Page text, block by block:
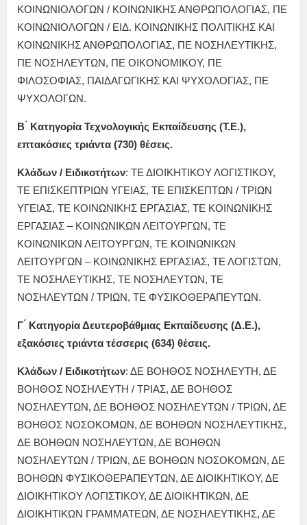
ΚΟΙΝΩΝΙΟΛΟΓΩΝ / ΚΟΙΝΩΝΙΚΗΣ ΑΝΘΡΩΠΟΛΟΓΙΑΣ, ΠΕ
ΚΟΙΝΩΝΙΟΛΟΓΩΝ / ΕΙΔ. ΚΟΙΝΩΝΙΚΗΣ ΠΟΛΙΤΙΚΗΣ ΚΑΙ
ΚΟΙΝΩΝΙΚΗΣ ΑΝΘΡΩΠΟΛΟΓΙΑΣ, ΠΕ ΝΟΣΗΛΕΥΤΙΚΗΣ,
ΠΕ ΝΟΣΗΛΕΥΤΩΝ, ΠΕ ΟΙΚΟΝΟΜΙΚΟΥ, ΠΕ
ΦΙΛΟΣΟΦΙΑΣ, ΠΑΙΔΑΓΩΓΙΚΗΣ ΚΑΙ ΨΥΧΟΛΟΓΙΑΣ, ΠΕ
ΨΥΧΟΛΟΓΩΝ.
Β ́ Κατηγορία Τεχνολογικής Εκπαίδευσης (Τ.Ε.),
επτακόσιες τριάντα (730) θέσεις.
Κλάδων / Ειδικοτήτων: ΤΕ ΔΙΟΙΚΗΤΙΚΟΥ ΛΟΓΙΣΤΙΚΟΥ,
ΤΕ ΕΠΙΣΚΕΠΤΡΙΩΝ ΥΓΕΙΑΣ, ΤΕ ΕΠΙΣΚΕΠΤΩΝ / ΤΡΙΩΝ
ΥΓΕΙΑΣ, ΤΕ ΚΟΙΝΩΝΙΚΗΣ ΕΡΓΑΣΙΑΣ, ΤΕ ΚΟΙΝΩΝΙΚΗΣ
ΕΡΓΑΣΙΑΣ – ΚΟΙΝΩΝΙΚΩΝ ΛΕΙΤΟΥΡΓΩΝ, ΤΕ
ΚΟΙΝΩΝΙΚΩΝ ΛΕΙΤΟΥΡΓΩΝ, ΤΕ ΚΟΙΝΩΝΙΚΩΝ
ΛΕΙΤΟΥΡΓΩΝ – ΚΟΙΝΩΝΙΚΗΣ ΕΡΓΑΣΙΑΣ, ΤΕ ΛΟΓΙΣΤΩΝ,
ΤΕ ΝΟΣΗΛΕΥΤΙΚΗΣ, ΤΕ ΝΟΣΗΛΕΥΤΩΝ, ΤΕ
ΝΟΣΗΛΕΥΤΩΝ / ΤΡΙΩΝ, ΤΕ ΦΥΣΙΚΟΘΕΡΑΠΕΥΤΩΝ.
Γ ́ Κατηγορία Δευτεροβάθμιας Εκπαίδευσης (Δ.Ε.),
εξακόσιες τριάντα τέσσερις (634) θέσεις.
Κλάδων / Ειδικοτήτων: ΔΕ ΒΟΗΘΟΣ ΝΟΣΗΛΕΥΤΗ, ΔΕ
ΒΟΗΘΟΣ ΝΟΣΗΛΕΥΤΗ / ΤΡΙΑΣ, ΔΕ ΒΟΗΘΟΣ
ΝΟΣΗΛΕΥΤΩΝ, ΔΕ ΒΟΗΘΟΣ ΝΟΣΗΛΕΥΤΩΝ / ΤΡΙΩΝ, ΔΕ
ΒΟΗΘΟΣ ΝΟΣΟΚΟΜΩΝ, ΔΕ ΒΟΗΘΩΝ ΝΟΣΗΛΕΥΤΙΚΗΣ,
ΔΕ ΒΟΗΘΩΝ ΝΟΣΗΛΕΥΤΩΝ, ΔΕ ΒΟΗΘΩΝ
ΝΟΣΗΛΕΥΤΩΝ / ΤΡΙΩΝ, ΔΕ ΒΟΗΘΩΝ ΝΟΣΟΚΟΜΩΝ, ΔΕ
ΒΟΗΘΩΝ ΦΥΣΙΚΟΘΕΡΑΠΕΥΤΩΝ, ΔΕ ΔΙΟΙΚΗΤΙΚΟΥ, ΔΕ
ΔΙΟΙΚΗΤΙΚΟΥ ΛΟΓΙΣΤΙΚΟΥ, ΔΕ ΔΙΟΙΚΗΤΙΚΩΝ, ΔΕ
ΔΙΟΙΚΗΤΙΚΩΝ ΓΡΑΜΜΑΤΕΩΝ, ΔΕ ΝΟΣΗΛΕΥΤΙΚΗΣ, ΔΕ